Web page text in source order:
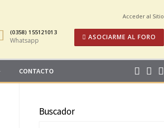
Acceder al Sitio
(0358) 155121013
Whatsapp ASOCIARME AL FORO
CONTACTO
Buscador